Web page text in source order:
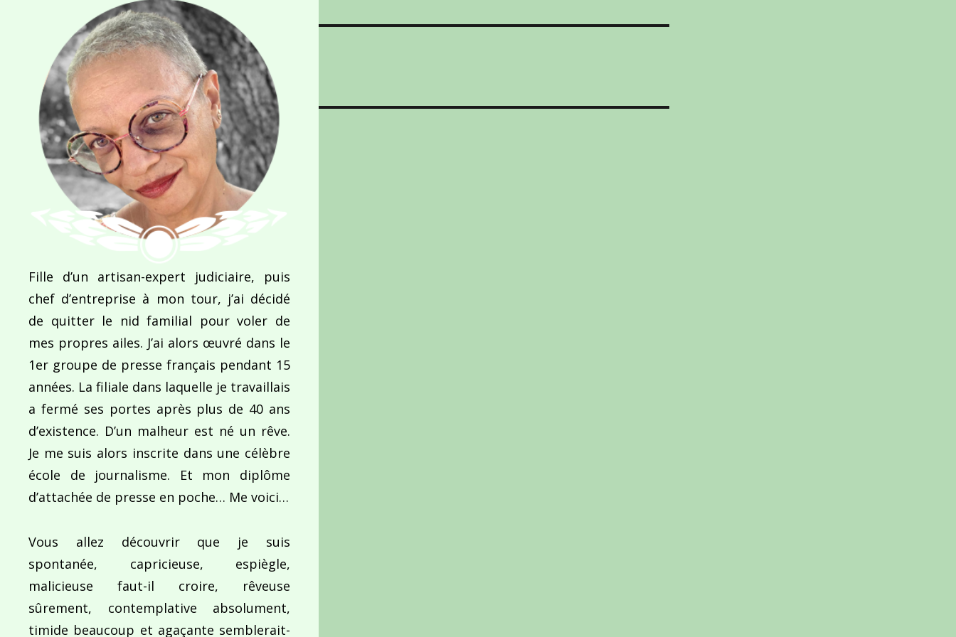
Navigation
l’article
L’économie a fait volé mon Chi en éclat !
Fille d’un artisan-expert judiciaire, puis
chef d’entreprise à mon tour, j’ai décidé
de quitter le nid familial pour voler de
mes propres ailes. J’ai alors œuvré dans le
1er groupe de presse français pendant 15
années. La filiale dans laquelle je travaillais
a fermé ses portes après plus de 40 ans
d’existence. D’un malheur est né un rêve.
Je me suis alors inscrite dans une célèbre
école de journalisme. Et mon diplôme
d’attachée de presse en poche… Me voici…
Vous allez découvrir que je suis
spontanée, capricieuse, espiègle,
malicieuse faut-il croire, rêveuse
sûrement, contemplative absolument,
timide beaucoup et agaçante semblerait-